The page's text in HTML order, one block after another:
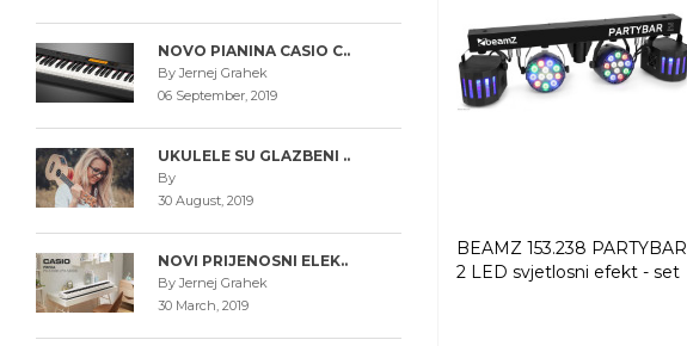
NOVO PIANINA CASIO C..
By Jernej Grahek
06 September, 2019
UKULELE SU GLAZBENI ..
By
30 August, 2019
NOVI PRIJENOSNI ELEK..
By Jernej Grahek
30 March, 2019
BEAMZ 153.238 PARTYBAR
2 LED svjetlosni efekt - set